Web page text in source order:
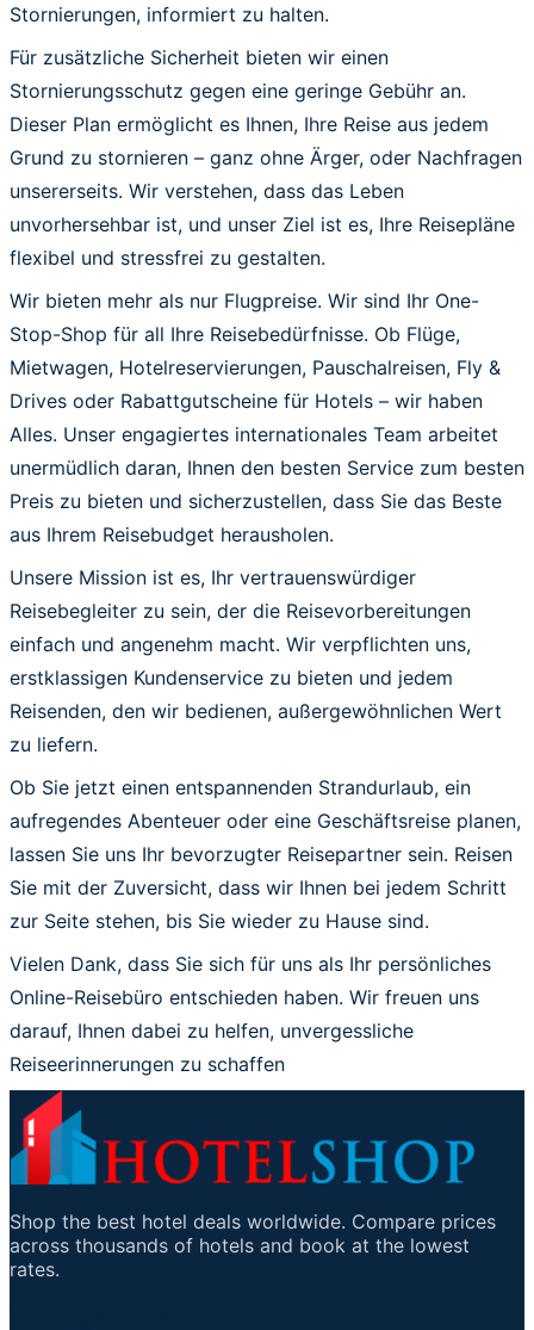
Stornierungen, informiert zu halten.
Für zusätzliche Sicherheit bieten wir einen
Stornierungsschutz gegen eine geringe Gebühr an.
Dieser Plan ermöglicht es Ihnen, Ihre Reise aus jedem
Grund zu stornieren – ganz ohne Ärger, oder Nachfragen
unsererseits. Wir verstehen, dass das Leben
unvorhersehbar ist, und unser Ziel ist es, Ihre Reisepläne
flexibel und stressfrei zu gestalten.
Wir bieten mehr als nur Flugpreise. Wir sind Ihr One-
Stop-Shop für all Ihre Reisebedürfnisse. Ob Flüge,
Mietwagen, Hotelreservierungen, Pauschalreisen, Fly &
Drives oder Rabattgutscheine für Hotels – wir haben
Alles. Unser engagiertes internationales Team arbeitet
unermüdlich daran, Ihnen den besten Service zum besten
Preis zu bieten und sicherzustellen, dass Sie das Beste
aus Ihrem Reisebudget herausholen.
Unsere Mission ist es, Ihr vertrauenswürdiger
Reisebegleiter zu sein, der die Reisevorbereitungen
einfach und angenehm macht. Wir verpflichten uns,
erstklassigen Kundenservice zu bieten und jedem
Reisenden, den wir bedienen, außergewöhnlichen Wert
zu liefern.
Ob Sie jetzt einen entspannenden Strandurlaub, ein
aufregendes Abenteuer oder eine Geschäftsreise planen,
lassen Sie uns Ihr bevorzugter Reisepartner sein. Reisen
Sie mit der Zuversicht, dass wir Ihnen bei jedem Schritt
zur Seite stehen, bis Sie wieder zu Hause sind.
Vielen Dank, dass Sie sich für uns als Ihr persönliches
Online-Reisebüro entschieden haben. Wir freuen uns
darauf, Ihnen dabei zu helfen, unvergessliche
Reiseerinnerungen zu schaffen
Shop the best hotel deals worldwide. Compare prices
across thousands of hotels and book at the lowest
rates.